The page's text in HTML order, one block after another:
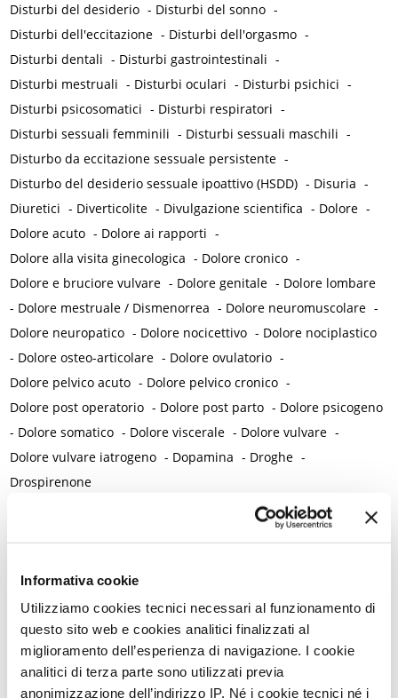
Informativa cookie
Utilizziamo cookies tecnici necessari al funzionamento di
questo sito web e cookies analitici finalizzati al
miglioramento dell’esperienza di navigazione. I cookie
analitici di terza parte sono utilizzati previa
anonimizzazione dell’indirizzo IP. Né i cookie tecnici né i
Disturbi del desiderio - Disturbi del sonno -
Disturbi dell'eccitazione - Disturbi dell'orgasmo -
Disturbi dentali - Disturbi gastrointestinali -
Disturbi mestruali - Disturbi oculari - Disturbi psichici -
Disturbi psicosomatici - Disturbi respiratori -
Disturbi sessuali femminili - Disturbi sessuali maschili -
Disturbo da eccitazione sessuale persistente -
Disturbo del desiderio sessuale ipoattivo (HSDD) - Disuria -
Diuretici - Diverticolite - Divulgazione scientifica - Dolore -
Dolore acuto - Dolore ai rapporti -
Dolore alla visita ginecologica - Dolore cronico -
Dolore e bruciore vulvare - Dolore genitale - Dolore lombare
- Dolore mestruale / Dismenorrea - Dolore neuromuscolare -
Dolore neuropatico - Dolore nocicettivo - Dolore nociplastico
- Dolore osteo-articolare - Dolore ovulatorio -
Dolore pelvico acuto - Dolore pelvico cronico -
Dolore post operatorio - Dolore post parto - Dolore psicogeno
- Dolore somatico - Dolore viscerale - Dolore vulvare -
Dolore vulvare iatrogeno - Dopamina - Droghe -
Drospirenone
-
Efficacia contraccettiva
Ematuria -Embolizzazione - Emicrania con e senza aura -
Emorragia cerebrale -Emorragia intra partum -
Emorroidi e ragadi -Emozioni - Endometrio -Endometriosi
Endometriosi rettale -Endometriosi vescicale